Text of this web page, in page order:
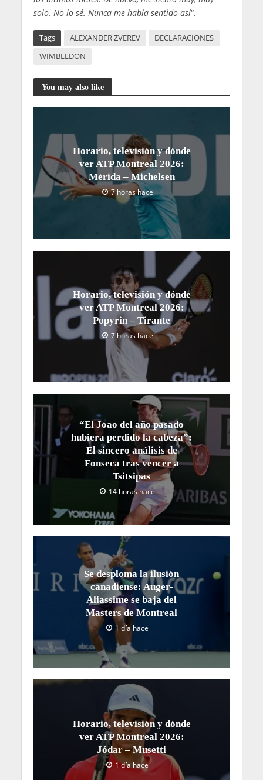
solo. No lo sé. Nunca me había sentido así“.
Tags ALEXANDER ZVEREV
DECLARACIONES
WIMBLEDON
You may also like
Horario, televisión y dónde
ver ATP Montreal 2026:
Mérida – Michelsen
7 horas hace
Horario, televisión y dónde
ver ATP Montreal 2026:
Popyrin – Tirante
7 horas hace
“El Joao del año pasado
hubiera perdido la cabeza”:
El sincero análisis de
Fonseca tras vencer a
Tsitsipas
14 horas hace
Se desploma la ilusión
canadiense: Auger-
Aliassime se baja del
Masters de Montreal
1 día hace
Horario, televisión y dónde
ver ATP Montreal 2026:
Jódar – Musetti
1 día hace